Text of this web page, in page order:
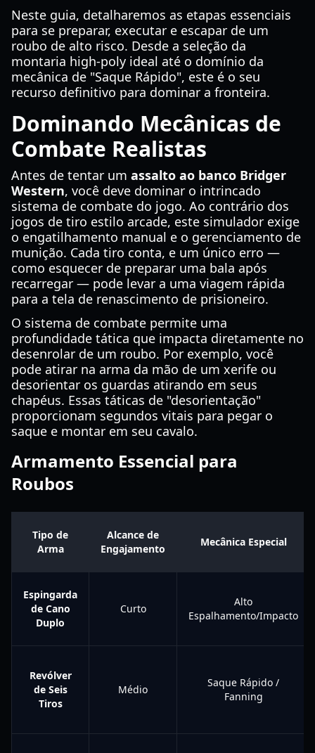
Neste guia, detalharemos as etapas essenciais
para se preparar, executar e escapar de um
roubo de alto risco. Desde a seleção da
montaria high-poly ideal até o domínio da
mecânica de "Saque Rápido", este é o seu
recurso definitivo para dominar a fronteira.
Dominando Mecânicas de
Combate Realistas
Antes de tentar um assalto ao banco Bridger
Western, você deve dominar o intrincado
sistema de combate do jogo. Ao contrário dos
jogos de tiro estilo arcade, este simulador exige
o engatilhamento manual e o gerenciamento de
munição. Cada tiro conta, e um único erro —
como esquecer de preparar uma bala após
recarregar — pode levar a uma viagem rápida
para a tela de renascimento de prisioneiro.
O sistema de combate permite uma
profundidade tática que impacta diretamente no
desenrolar de um roubo. Por exemplo, você
pode atirar na arma da mão de um xerife ou
desorientar os guardas atirando em seus
chapéus. Essas táticas de "desorientação"
proporcionam segundos vitais para pegar o
saque e montar em seu cavalo.
Armamento Essencial para
Roubos
Tipo de
Arma
Alcance de
Engajamento
Mecânica Especial
Espingarda
de Cano
Duplo
Curto
Alto
Espalhamento/Impacto
Revólver
de Seis
Tiros
Médio
Saque Rápido /
Fanning